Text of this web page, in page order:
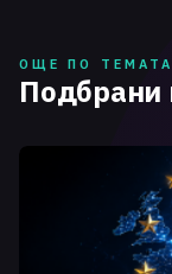
ОЩЕ ПО ТЕМАТА
Подбрани